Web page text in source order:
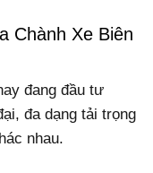
Chành Xe Biên
đang đầu tư
đa dạng tải trọng
nhau.